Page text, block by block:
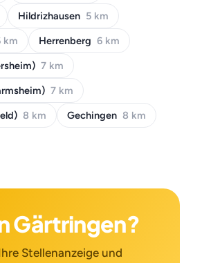
Hildrizhausen 5 km
km Herrenberg 6 km
7 km
7 km
8 km Gechingen 8 km
Gärtringen?
Stellenanzeige und